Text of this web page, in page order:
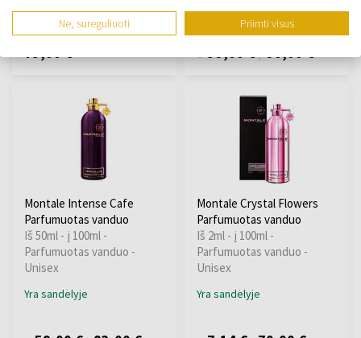
75,00 € iš59,00 €į90,00 €
Montale Intense Cafe
Parfumuotas vanduo
Iš 50ml - į 100ml -
Parfumuotas vanduo -
Unisex
Yra sandėlyje
Montale Crystal Flowers
Parfumuotas vanduo
Iš 2ml - į 100ml -
Parfumuotas vanduo -
Unisex
Yra sandėlyje
Ne, sureguliuoti Priimti visus